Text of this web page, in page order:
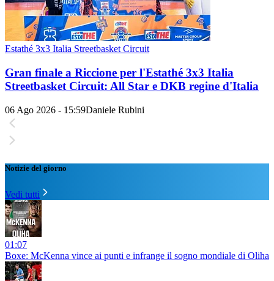
Estathé 3x3 Italia Streetbasket Circuit
Gran finale a Riccione per l'Estathé 3x3 Italia
Streetbasket Circuit: All Star e DKB regine d'Italia
06 Ago 2026 - 15:59Daniele Rubini
Notizie del giorno
Vedi tutti
01:07
Boxe: McKenna vince ai punti e infrange il sogno mondiale di Oliha